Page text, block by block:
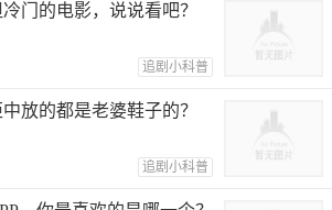
门的电影，说说看吧？
追剧小科普
放的都是老婆鞋子的？
追剧小科普